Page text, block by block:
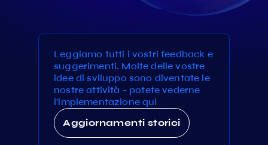
Leggiamo tutti i vostri feedback e
suggerimenti. Molte delle vostre
idee di sviluppo sono diventate le
nostre attività - potete vederne
l'implementazione qui
Aggiornamenti storici